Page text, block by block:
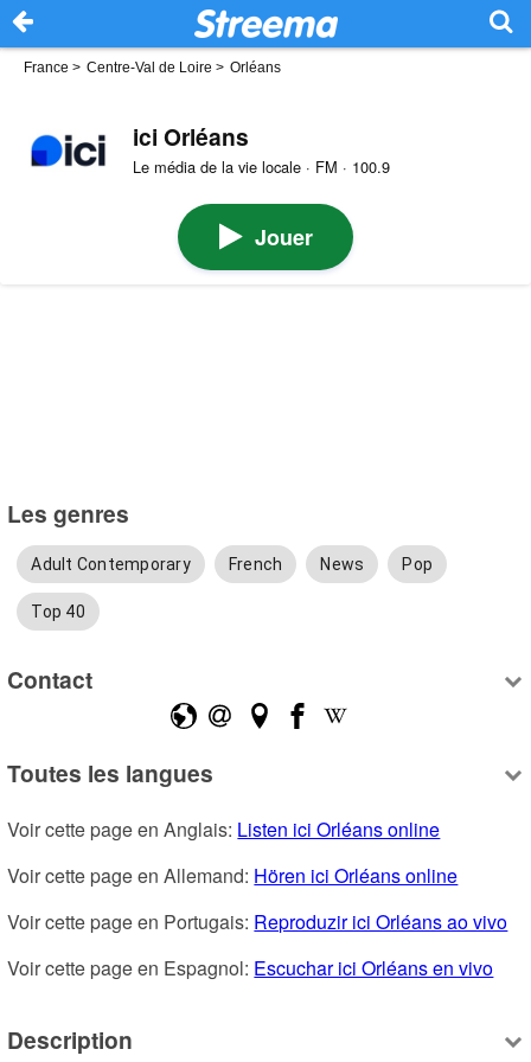
France > Centre-Val de Loire > Orléans
ici Orléans
Le média de la vie locale · FM · 100.9
Jouer
Les genres
Adult Contemporary French News Pop
Top 40
Contact
Toutes les langues
Voir cette page en Anglais: Listen ici Orléans online
Voir cette page en Allemand: Hören ici Orléans online
Voir cette page en Portugais: Reproduzir ici Orléans ao vivo
Voir cette page en Espagnol: Escuchar ici Orléans en vivo
Description